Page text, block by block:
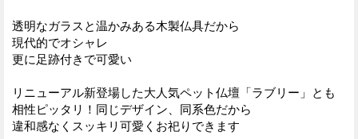
透明なガラスと温かみある木製仏具だから
現代的でオシャレ
更に足跡付きで可愛い
リニューアル新登場した大人気ペット仏壇「ラブリー」とも
相性ピッタリ！同じデザイン、同系色だから
違和感なくスッキリ可愛くお祀りできます